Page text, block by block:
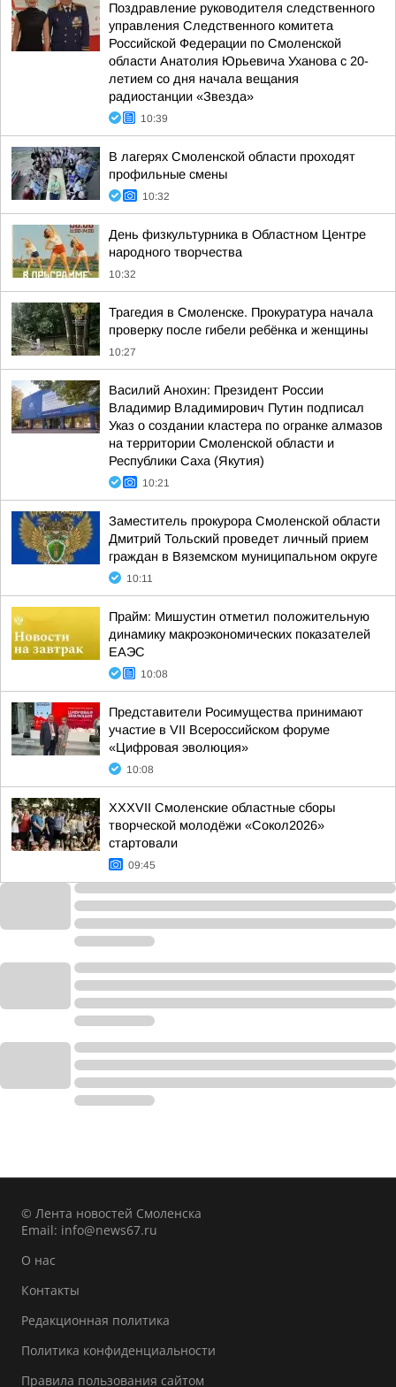
Поздравление руководителя следственного
управления Следственного комитета
Российской Федерации по Смоленской
области Анатолия Юрьевича Уханова с 20-
летием со дня начала вещания
радиостанции «Звезда»
10:39
В лагерях Смоленской области проходят
профильные смены
10:32
День физкультурника в Областном Центре
народного творчества
10:32
Трагедия в Смоленске. Прокуратура начала
проверку после гибели ребёнка и женщины
10:27
Василий Анохин: Президент России
Владимир Владимирович Путин подписал
Указ о создании кластера по огранке алмазов
на территории Смоленской области и
Республики Саха (Якутия)
10:21
Заместитель прокурора Смоленской области
Дмитрий Тольский проведет личный прием
граждан в Вяземском муниципальном округе
10:11
Прайм: Мишустин отметил положительную
динамику макроэкономических показателей
ЕАЭС
10:08
Представители Росимущества принимают
участие в VII Всероссийском форуме
«Цифровая эволюция»
10:08
XXXVII Смоленские областные сборы
творческой молодёжи «Сокол2026»
стартовали
09:45
© Лента новостей Смоленска
Email: info@news67.ru
О нас
Контакты
Редакционная политика
Политика конфиденциальности
Правила пользования сайтом